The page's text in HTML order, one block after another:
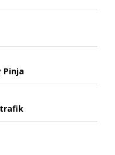
Pinja